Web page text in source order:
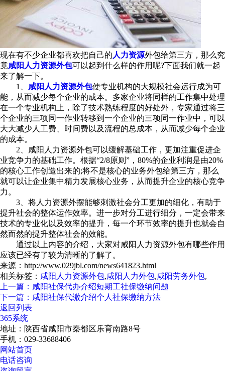
现在有不少企业都喜欢把自己的 人力资源外包给第三方，那么究
竟咸阳人力资源外包可以起到什么样的作用呢?下面我们就一起
来了解一下。
1、
咸阳人力资源外包使专业机构的大规模社会运行成为可
能，从而减少每个企业的成本。多家企业将同样的工作集中处理
在一个专业机构上，除了技术熟练程度的好处外，专家通过将三
个企业的三项同一作业转移到一个企业的三项同一作业中，可以
大大减少人工费、时间费以及流程的总成本，从而减少每个企业
的成本。
2、咸阳人力资源外包可以缓解基础工作，更加注重促进企
业竞争力的基础工作。根据“2/8原则”，80%的企业利润是由20%
的核心工作创造出来的;将不是核心的业务外包给第三方，那么
就可以让企业集中精力发展核心业务，从而提升企业的核心竞争
力。
3、将人力资源外摆能够刺激社会分工更加的细化，有助于
提升社会的整体运作效率。进一步对分工进行细分，一定会带来
技术的专业化以及效率的提升，每一个环节效率的提升也就会自
然而然的提升整体社会的效能。
通过以上内容的介绍，大家对咸阳人力资源外包有哪些作用
应该已经有了较为清晰的了解了。
来源：http://www.029jbl.com/news641823.html
相关标签： 咸阳人力资源外包,咸阳人力外包,咸阳劳务外包,
上一篇：咸阳社保代办介绍短期工社保缴纳问题
下一篇：咸阳社保代缴介绍个人社保缴纳方法
返回列表
365系统
地址：陕西省咸阳市秦都区乐育南路8号
手机：029-33688406
网站首页
电话咨询